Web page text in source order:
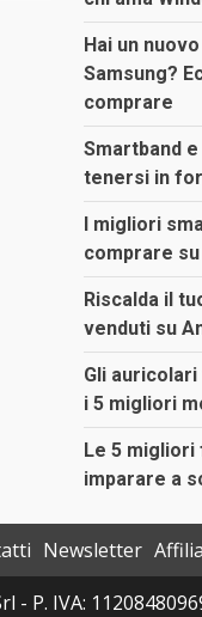
Hai un
Samsung?
comprare
Smartband
tenersi in
I migliori
comprare
Riscalda il
venduti su
Gli
i 5 migliori
Le 5
imparare a
Newsletter
IVA: